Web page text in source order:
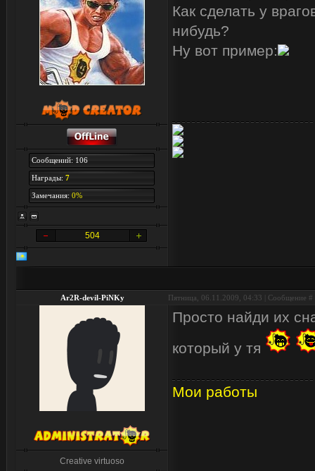
Сообщений: 106
Награды: 7
Замечания: 0%
504
Как сделать у
нибудь?
Ну вот пример:
Ar2R-devil-PiNKy Пятница, 06.11.2009, 04:33 | Сообщение #
Creative virtuoso
Просто найди их
который у тя
Мои работы